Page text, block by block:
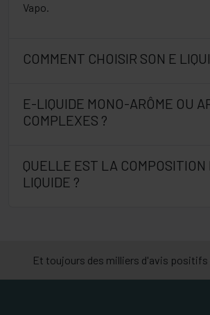
Vapo.
COMMENT CHOISIR SON E
E-LIQUIDE MONO-ARÔME OU
COMPLEXES ?
QUELLE EST LA COMPOSITION
LIQUIDE ?
Et toujours des milliers d'avis positifs